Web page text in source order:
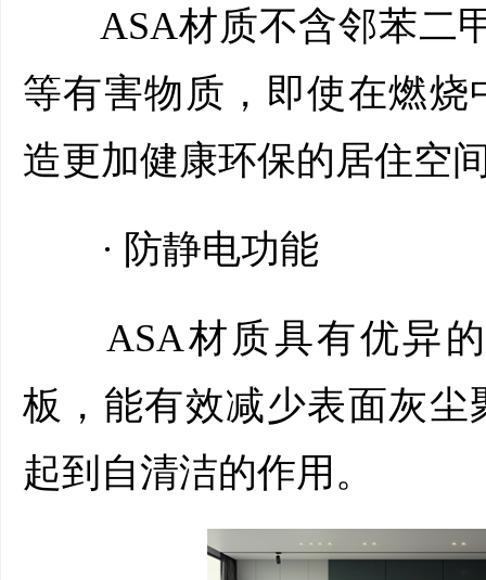
ASA材质不含邻苯二甲
等有害物质，即使在燃
造更加健康环保的居住空
· 防静电功能
ASA材质具有优异的
板，能有效减少表面灰
起到自清洁的作用。